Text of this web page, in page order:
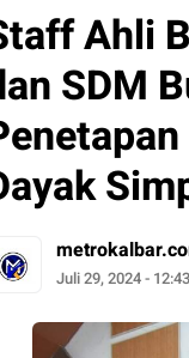
Ahli
SDM
Juli 29, 2024 -